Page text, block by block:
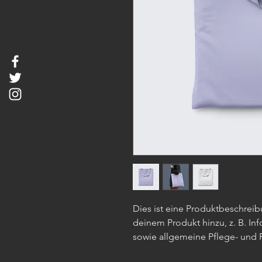
Dies ist eine
deinem Produkt hinzu, z. B.
sowie allgemeine Pflege- und